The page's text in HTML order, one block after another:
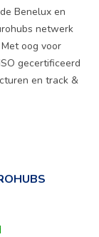
Benelux en
netwerk
oog voor
gecertificeerd
en track &